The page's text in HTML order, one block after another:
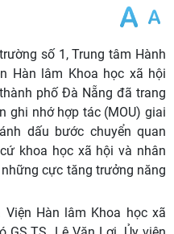
số 1, Trung tâm Hành
Hàn lâm Khoa học xã hội
phố Đà Nẵng đã trang
ghi nhớ hợp tác (MOU) giai
dấu bước chuyển quan
khoa học xã hội và nhân
cực tăng trưởng năng
Hàn lâm Khoa học xã